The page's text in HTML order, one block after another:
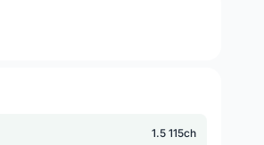
1.5 115ch